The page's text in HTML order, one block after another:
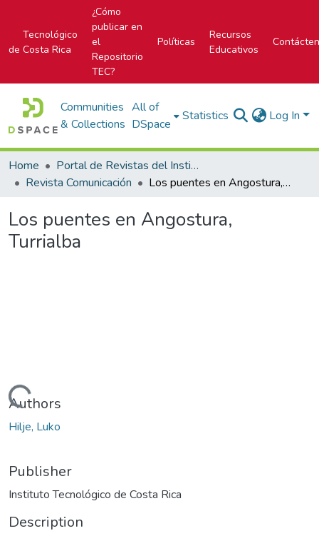
Tecnológico
de Costa Rica
¿Cómo
publicar en
el
Repositorio
TEC?
Políticas
Recursos
Educativos
Communities
& Collections
All of
DSpace
Statistics Log In
Home
Portal de Revistas del Instituto Tecnológico de Costa Rica
Revista Comunicación
Los puentes en Angostura, Turrialba
Los puentes en Angostura,
Turrialba
Loading...
Authors
Hilje, Luko
Publisher
Instituto Tecnológico de Costa Rica
Description